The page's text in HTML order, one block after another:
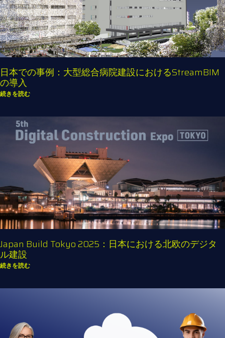
日本での事例：大型総合病院建設におけるStreamBIM
の導入
続きを読む
Japan Build Tokyo 2025：日本における北欧のデジタ
ル建設
続きを読む